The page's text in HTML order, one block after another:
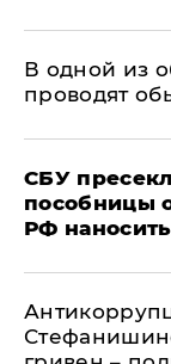
В одной из
проводят
СБУ
пособницы
РФ